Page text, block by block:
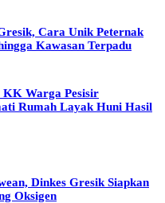
Cara Unik Peternak
Kawasan Terpadu
KK Warga Pesisir
Rumah Layak Huni Hasil
Dinkes Gresik Siapkan
Oksigen